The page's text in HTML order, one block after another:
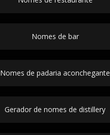
Nomes de bar
Nomes de padaria aconchegante
Gerador de nomes de distillery